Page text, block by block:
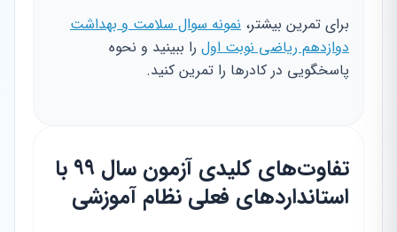
برای تمرین بیشتر، نمونه سوال سلامت و بهداشت
دوازدهم ریاضی نوبت اول را ببینید و نحوه
پاسخگویی در کادرها را تمرین کنید.
تفاوت‌های کلیدی آزمون سال ۹۹ با
استانداردهای فعلی نظام آموزشی